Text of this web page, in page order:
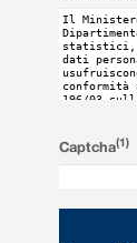
Captcha(1)